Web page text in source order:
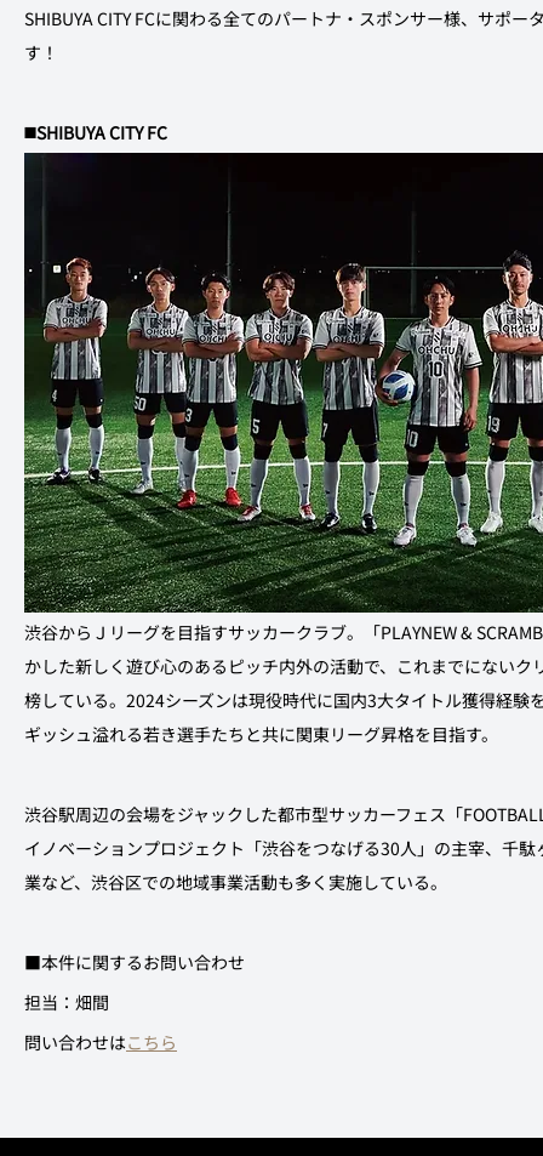
SHIBUYA CITY FCに関わる全てのパートナ・スポンサー様、サポ
す！
◼️SHIBUYA CITY FC
渋谷からＪリーグを目指すサッカークラブ。「PLAYNEW &
かした新しく遊び心のあるピッチ内外の活動で、これまでにない
榜している。2024シーズンは現役時代に国内3大タイトル獲得経験
ギッシュ溢れる若き選手たちと共に関東リーグ昇格を目指す。
渋谷駅周辺の会場をジャックした都市型サッカーフェス「
イノベーションプロジェクト「渋谷をつなげる30人」の主宰、千
業など、渋谷区での地域事業活動も多く実施している。
■本件に関するお問い合わせ
担当：畑間
問い合わせはこちら